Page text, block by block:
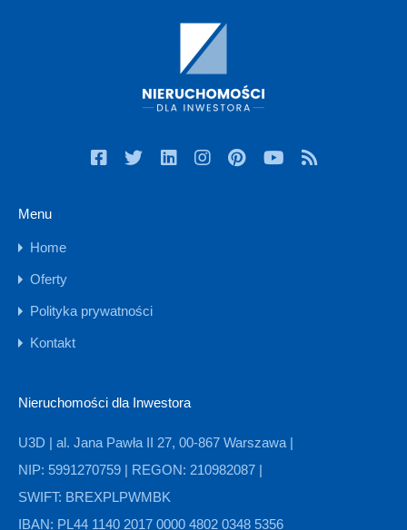
Menu
Home
Oferty
Polityka prywatności
Kontakt
Nieruchomości dla Inwestora
U3D | al. Jana Pawła II 27, 00-867 Warszawa |
NIP: 5991270759 | REGON: 210982087 |
SWIFT: BREXPLPWMBK
IBAN: PL44 1140 2017 0000 4802 0348 5356